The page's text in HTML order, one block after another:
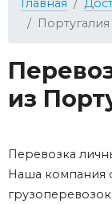
Главная
Португалия
из
Перевозка
Наша компания